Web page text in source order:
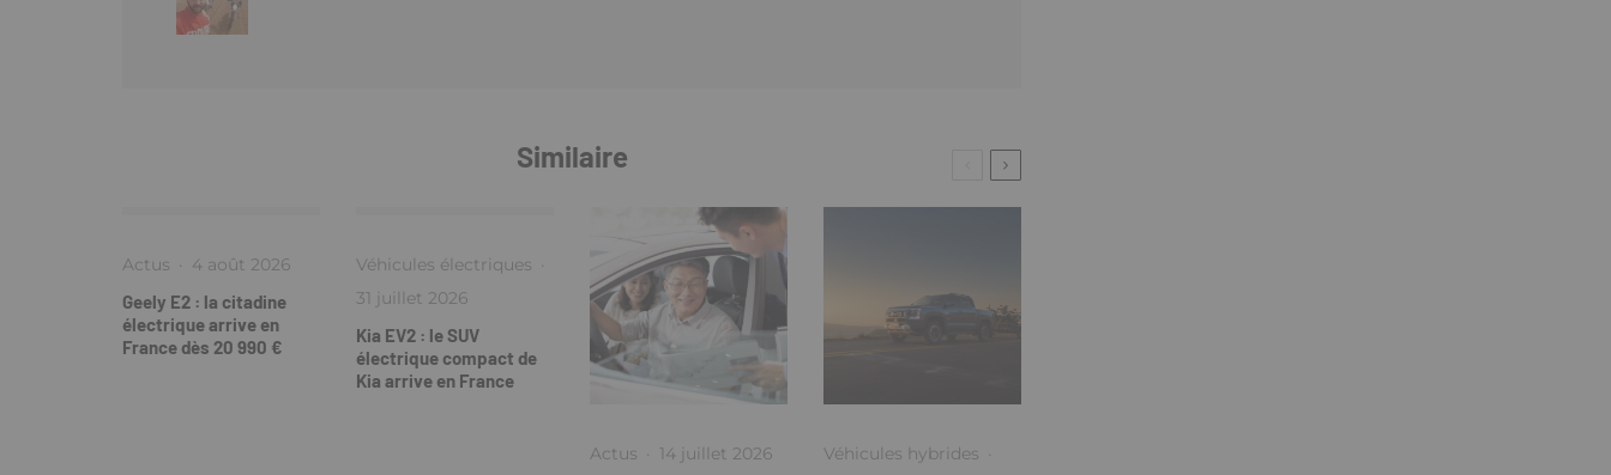
Similaire
Actus · 4 août 2026
Geely E2 : la citadine
électrique arrive en
France dès 20 990 €
Véhicules électriques ·
31 juillet 2026
Kia EV2 : le SUV
électrique compact de
Kia arrive en France
Actus · 14 juillet 2026
Véhicules hybrides ·